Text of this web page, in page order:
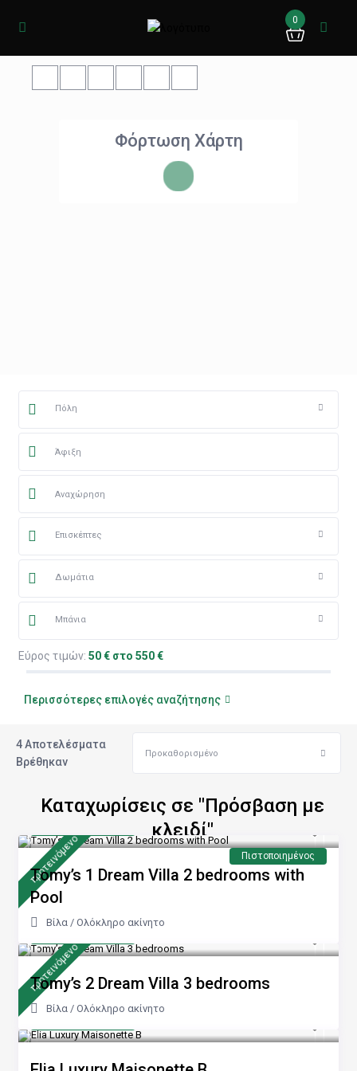
0
Φόρτωση Χάρτη
Πόλη
Επισκέπτες
Δωμάτια
Μπάνια
Εύρος τιμών: 50 € στο 550 €
Περισσότερες επιλογές αναζήτησης
4 Αποτελέσματα
Βρέθηκαν
Προκαθορισμένο
Καταχωρίσεις σε "Πρόσβαση με
κλειδί"
προτεινόμενo Πιστοποιημένος
Tomy’s 1 Dream Villa 2 bedrooms with
Pool
Βίλα /Ολόκληρο ακίνητο
προτεινόμενo
Tomy’s 2 Dream Villa 3 bedrooms
Βίλα /Ολόκληρο ακίνητο